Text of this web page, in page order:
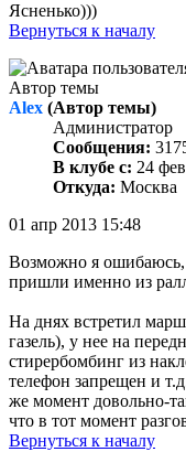
Ясненько)))
Вернуться к началу
Автор темы
Alex (Автор темы)
Администратор
Сообщения:
В клубе с: 24
Откуда: Москва
01 апр 2013 15:48
Возможно я
пришли именно из
На днях встретил
газель), у нее на
стирербомбинг из
телефон запрещен и
же момент довольно-
что в тот момент
Вернуться к началу